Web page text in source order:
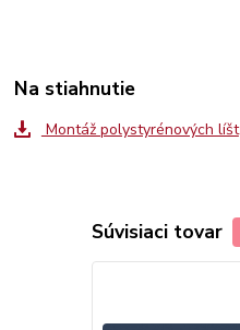
Na stiahnutie
Montáž polystyrénových líšt
Súvisiaci tovar